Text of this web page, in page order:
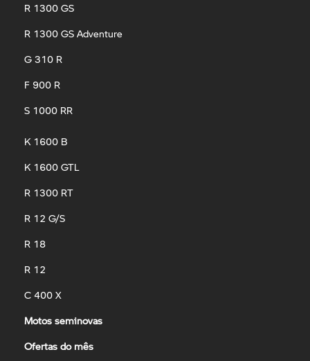
R 1300 GS
R 1300 GS Adventure
G 310 R
F 900 R
S 1000 RR
K 1600 B
K 1600 GTL
R 1300 RT
R 12 G/S
R 18
R 12
C 400 X
Motos seminovas
Ofertas do mês